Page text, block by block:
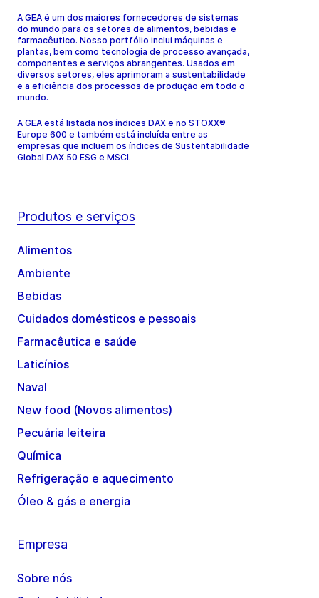
A GEA é um dos maiores fornecedores de sistemas
do mundo para os setores de alimentos, bebidas e
farmacêutico. Nosso portfólio inclui máquinas e
plantas, bem como tecnologia de processo avançada,
componentes e serviços abrangentes. Usados em
diversos setores, eles aprimoram a sustentabilidade
e a eficiência dos processos de produção em todo o
mundo.
A GEA está listada nos índices DAX e no STOXX®
Europe 600 e também está incluída entre as
empresas que incluem os índices de Sustentabilidade
Global DAX 50 ESG e MSCI.
Produtos e serviços
Alimentos
Ambiente
Bebidas
Cuidados domésticos e pessoais
Farmacêutica e saúde
Laticínios
Naval
New food (Novos alimentos)
Pecuária leiteira
Química
Refrigeração e aquecimento
Óleo & gás e energia
Empresa
Sobre nós